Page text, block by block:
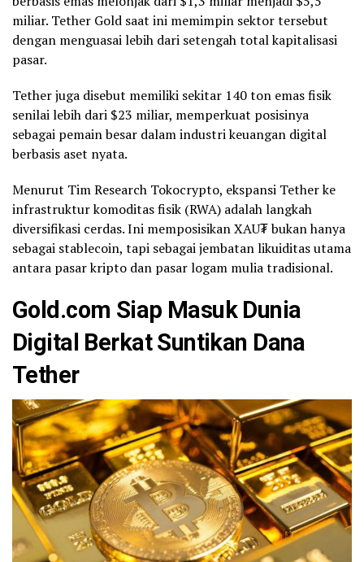
miliar. Tether Gold saat ini memimpin sektor tersebut
dengan menguasai lebih dari setengah total kapitalisasi
pasar.
Tether juga disebut memiliki sekitar 140 ton emas fisik
senilai lebih dari $23 miliar, memperkuat posisinya
sebagai pemain besar dalam industri keuangan digital
berbasis aset nyata.
Menurut Tim Research Tokocrypto, ekspansi Tether ke
infrastruktur komoditas fisik (RWA) adalah langkah
diversifikasi cerdas. Ini memposisikan XAU₮ bukan hanya
sebagai stablecoin, tapi sebagai jembatan likuiditas utama
antara pasar kripto dan pasar logam mulia tradisional.
Gold.com Siap Masuk Dunia
Digital Berkat Suntikan Dana
Tether